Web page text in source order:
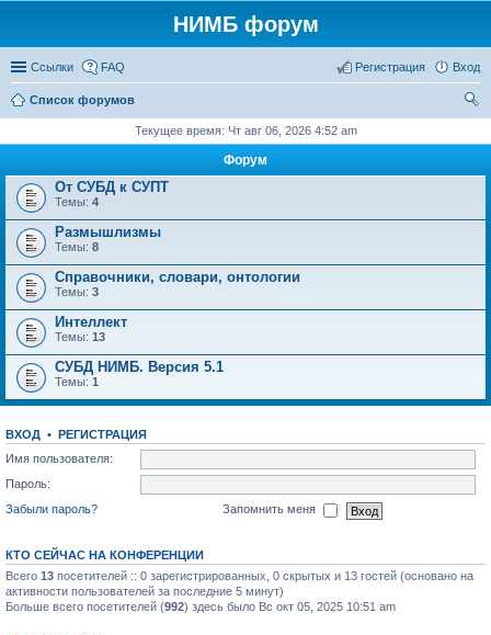
НИМБ форум
Ссылки FAQ Вход
Регистрация
Список форумов
Текущее время: Чт авг 06, 2026 4:52 am
Форум
От СУБД к СУПТ
Темы: 4
Размышлизмы
Темы: 8
Справочники, словари, онтологии
Темы: 3
Интеллект
Темы: 13
СУБД НИМБ. Версия 5.1
Темы: 1
ВХОД • РЕГИСТРАЦИЯ
Имя пользователя:
Пароль:
Забыли пароль?
Запомнить меня
КТО СЕЙЧАС НА КОНФЕРЕНЦИИ
Всего 13 посетителей :: 0 зарегистрированных, 0 скрытых и 13 гостей (основано на
активности пользователей за последние 5 минут)
Больше всего посетителей (992) здесь было Вс окт 05, 2025 10:51 am